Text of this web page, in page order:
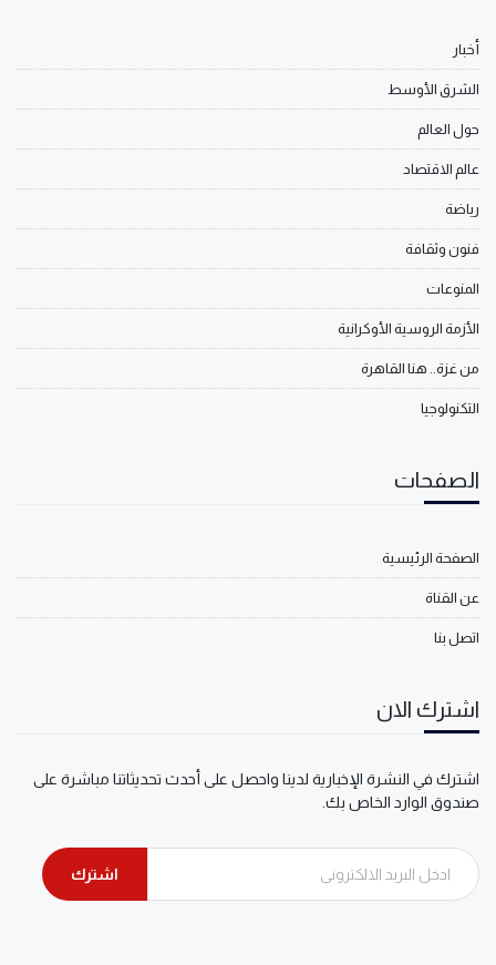
أخبار
الشرق الأوسط
حول العالم
عالم الاقتصاد
رياضة
فنون وثقافة
المنوعات
الأزمة الروسية الأوكرانية
من غزة.. هنا القاهرة
التكنولوجيا
الصفحات
الصفحة الرئيسية
عن القناة
اتصل بنا
اشترك الان
اشترك في النشرة الإخبارية لدينا واحصل على أحدث تحديثاتنا مباشرة على
صندوق الوارد الخاص بك.
اشترك